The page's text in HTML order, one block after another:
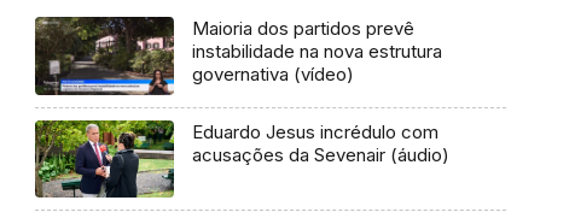
Maioria dos partidos prevê
instabilidade na nova estrutura
governativa (vídeo)
Eduardo Jesus incrédulo com
acusações da Sevenair (áudio)